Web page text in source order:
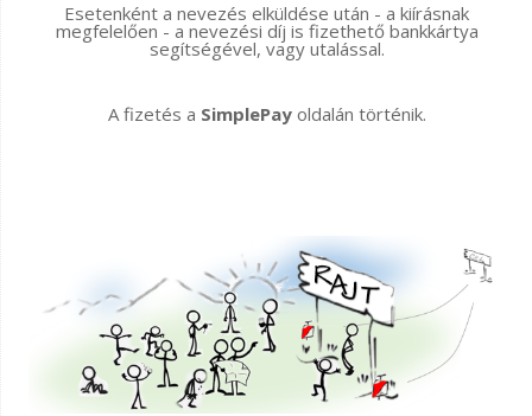
Esetenként a nevezés elküldése után - a kiírásnak
megfelelően - a nevezési díj is fizethető bankkártya
segítségével, vagy utalással.
A fizetés a SimplePayoldalán történik.